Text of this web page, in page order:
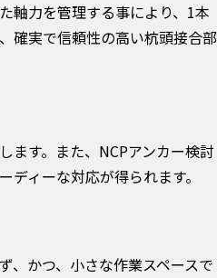
軸力を管理する事により、1本
確実で信頼性の高い杭頭接合部
ます。また、NCPアンカー検討
ィーな対応が得られます。
、かつ、小さな作業スペースで